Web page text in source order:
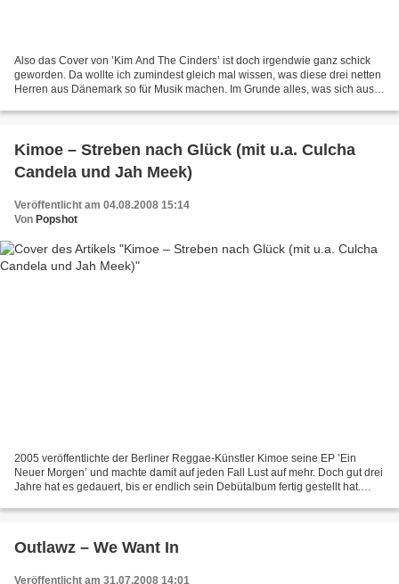
Also das Cover von ’Kim And The Cinders’ ist doch irgendwie ganz schick
geworden. Da wollte ich zumindest gleich mal wissen, was diese drei netten
Herren aus Dänemark so für Musik machen. Im Grunde alles, was sich aus
Kimoe – Streben nach Glück (mit u.a. Culcha
Candela und Jah Meek)
Veröffentlicht am 04.08.2008 15:14
Von Popshot
2005 veröffentlichte der Berliner Reggae-Künstler Kimoe seine EP ’Ein
Neuer Morgen’ und machte damit auf jeden Fall Lust auf mehr. Doch gut drei
Jahre hat es gedauert, bis er endlich sein Debütalbum fertig gestellt hat.
Outlawz – We Want In
Veröffentlicht am 31.07.2008 14:01